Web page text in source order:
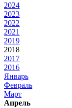
2024
2023
2022
2021
2019
2018
2017
2016
Январь
Февраль
Март
Апрель